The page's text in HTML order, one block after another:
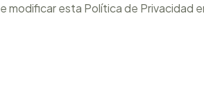
modificar esta Política de Privacidad